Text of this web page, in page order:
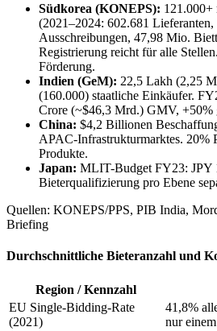
Südkorea (KONEPS): 121.000+
(2021–2024: 602.681
Ausschreibungen, 47,98 Mio.
Registrierung reicht für alle
Förderung.
Indien (GeM): 22,5 Lakh (2,25
(160.000) staatliche Einkäufer.
Crore (~$46,3 Mrd.) GMV, +50%
China: $4,2 Billionen
APAC-Infrastrukturmarktes. 20%
Produkte.
Japan: MLIT-Budget FY23: JPY
Bieterqualifizierung pro Ebene
Quellen: KONEPS/PPS, PIB India,
Briefing
Durchschnittliche Bieteranzahl und
Region / Kennzahl
EU Single-Bidding-Rate
(2021)
41,8%
nur